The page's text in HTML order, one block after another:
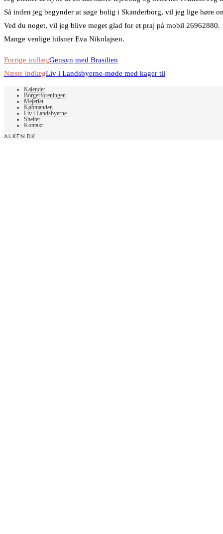
Så inden jeg begynder at søge bolig i Skanderborg, vil jeg lige høre
Ved du noget, vil jeg blive meget glad for et praj på mobil 26962880.
Mange venlige hilsner Eva Nikolajsen.
Read
more
articles
Forrige indlægGensyn med Brasilien
Næste indlægLiv i Landsbyerne-møde med kager til
Kalender
Borgerforeningen
Mejeriet
Købmanden
Liv i Landsbyerne
Shelter
Kontakt
ALKEN.DK